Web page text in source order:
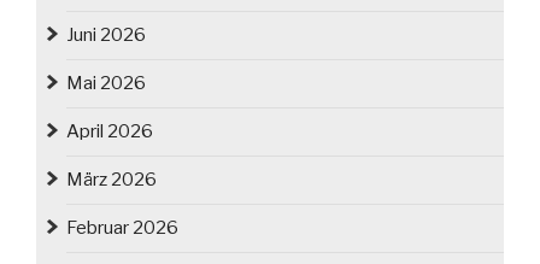
Juni 2026
Mai 2026
April 2026
März 2026
Februar 2026